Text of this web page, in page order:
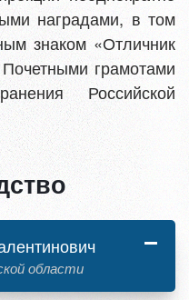
наградами, в том
знаком «Отличник
грамотами
Российской
области